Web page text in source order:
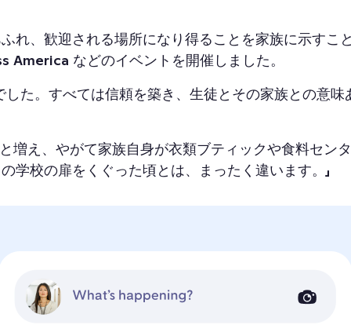
れ、歓迎される場所になり得ることを家族に示すこ
America などのイベントを開催しました。
た。すべては信頼を築き、生徒とその家族との意
増え、やがて家族自身が衣類ブティックや食料セン
学校の扉をくぐった頃とは、まったく違います。」